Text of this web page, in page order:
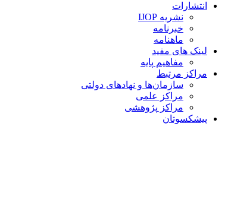
انتشارات
نشریه IJOP
خبرنامه
ماهنامه
لینک های مفید
مفاهیم پایه
مراکز مرتبط
سازمان‌ها و نهادهای دولتی
مراکز علمی
مراکز پژوهشی
پیشکسوتان